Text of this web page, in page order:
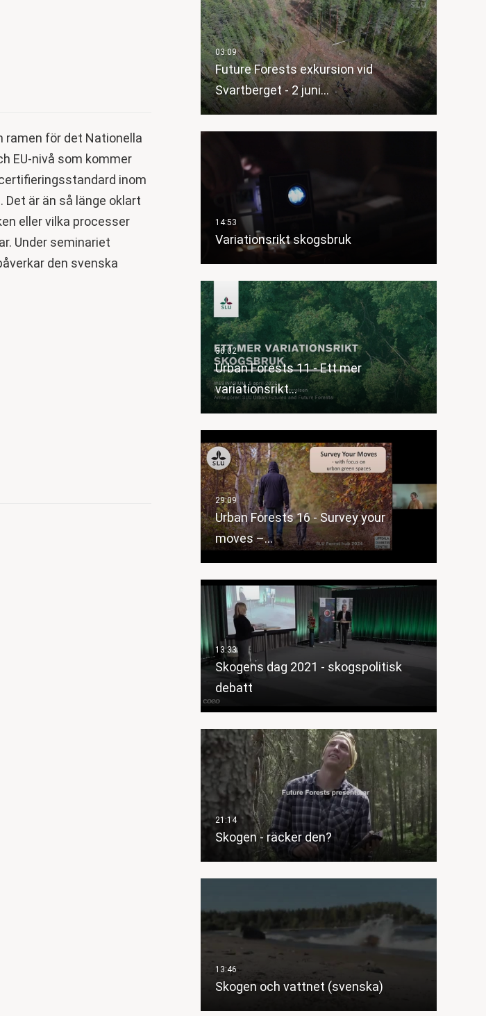
Future Forests exkursion vid
Svartberget - 2 juni…
Variationsrikt skogsbruk
Urban Forests 11 - Ett mer
variationsrikt…
Urban Forests 16 - Survey your
moves –…
Skogens dag 2021 - skogspolitisk
debatt
Skogen - räcker den?
Skogen och vattnet (svenska)
ramen för det Nationella
EU-nivå som kommer
inom
är än så länge oklart
eller vilka processer
Under seminariet
den svenska